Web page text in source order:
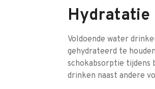
Hydratatie
Voldoende water
gehydrateerd te
schokabsorptie tijdens
drinken naast andere